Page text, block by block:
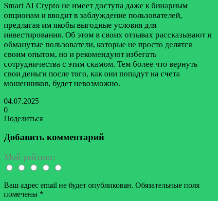
Smart AI Crypto не имеет доступа даже к бинарным
опционам и вводит в заблуждение пользователей,
предлагая им якобы выгодные условия для
инвестирования. Об этом в своих отзывах рассказывают и
обманутые пользователи, которые не просто делятся
своим опытом, но и рекомендуют избегать
сотрудничества с этим скамом. Тем более что вернуть
свои деньги после того, как они попадут на счета
мошенников, будет невозможно.
04.07.2025
0
Поделиться
через
электронную
почту
Добавить комментарий
Мой рейтинг:
Ваш адрес email не будет опубликован. Обязательные поля
помечены *